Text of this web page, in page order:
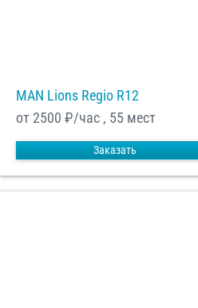
MAN Lions Regio R12
от 2500 ₽/час , 55 мест
Заказать